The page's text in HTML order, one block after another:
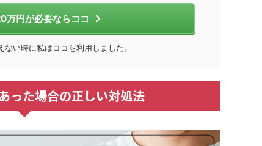
万円が必要ならココ
い時に私はココを利用しました。
った場合の正しい対処法